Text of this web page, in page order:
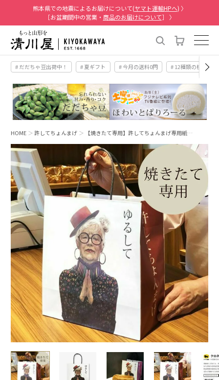
熊本県での地震によるお届けについて(ヤマト運輸HPへ) 〉
［お盆期間中の営業・ 商品のお届けについて］ 〉
# だだちゃ豆出荷中！ # 夏ギフト # 今月の送料0円 # 12種類の桃
HOME 許してちょんまげ 【焼きたて専用】許してちょんまげ専用紙…